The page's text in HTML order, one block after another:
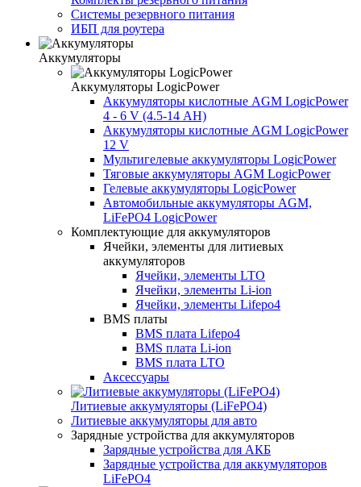
Системы резервного питания
ИБП для роутера
Аккумуляторы
Аккумуляторы LogicPower
Аккумуляторы кислотные AGM LogicPower
4 - 6 V (4.5-14 АН)
Аккумуляторы кислотные AGM LogicPower
12 V
Мультигелевые аккумуляторы LogicPower
Тяговые аккумуляторы AGM LogicPower
Гелевые аккумуляторы LogicPower
Автомобильные аккумуляторы AGM,
LiFePO4 LogicPower
Комплектующие для аккумуляторов
Ячейки, элементы для литиевых
аккумуляторов
Ячейки, элементы LTO
Ячейки, элементы Li-ion
Ячейки, элементы Lifepo4
BMS платы
BMS плата Lifepo4
BMS плата Li-ion
BMS плата LTO
Аксессуары
Литиевые аккумуляторы (LiFePО4)
Литиевые аккумуляторы для авто
Зарядные устройства для аккумуляторов
Зарядные устройства для АКБ
Зарядные устройства для аккумуляторов
LiFePO4